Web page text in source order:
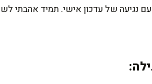
של עדכון אישי. תמיד אהבתי